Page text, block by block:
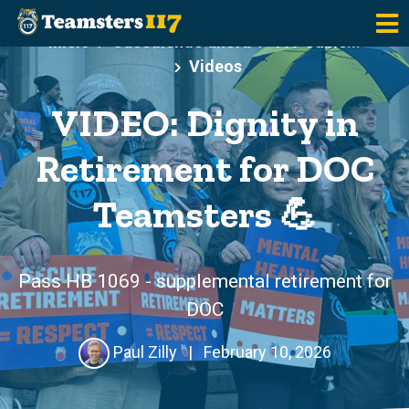
Saltar al contenido principal
Videos
VIDEO: Dignity in
Retirement for DOC
Teamsters 💪
Pass HB 1069 - supplemental retirement for
DOC
Paul Zilly | February 10, 2026